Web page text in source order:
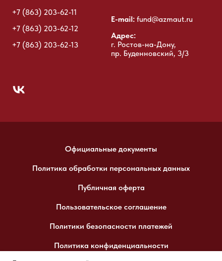
+7 (863) 203-62-11
+7 (863) 203-62-12
+7 (863) 203-62-13
E-mail: fund@azmaut.ru
Адрес:
г. Ростов-на-Дону,
пр. Буденновский, 3/3
Официальные документы
Политика обработки персональных данных
Публичная оферта
Пользовательское соглашение
Политики безопасности платежей
Политика конфиденциальности